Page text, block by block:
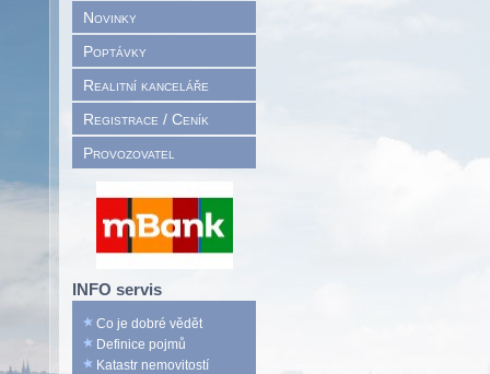
Novinky
Poptávky
Realitní kanceláře
Registrace / Ceník
Provozovatel
INFO servis
Co je dobré vědět
Definice pojmů
Katastr nemovitostí